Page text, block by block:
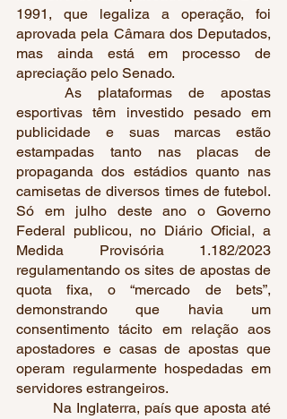
1991, que legaliza a operação, foi
aprovada pela Câmara dos Deputados,
mas ainda está em processo de
apreciação pelo Senado.
esportivas têm investido pesado em
publicidade e suas marcas estão
estampadas tanto nas placas de
propaganda dos estádios quanto nas
camisetas de diversos times de futebol.
Só em julho deste ano o Governo
Federal publicou, no Diário Oficial, a
Medida Provisória 1.182/2023
regulamentando os sites de apostas de
quota fixa, o “mercado de bets”,
demonstrando que havia um
consentimento tácito em relação aos
apostadores e casas de apostas que
operam regularmente hospedadas em
servidores estrangeiros.